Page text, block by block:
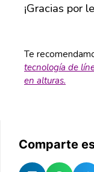
¡Gracias por
Te
tecnología de
en alturas.
Comparte